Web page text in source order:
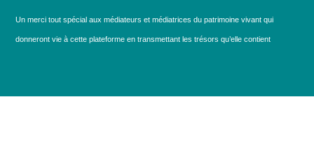
Un merci tout spécial aux médiateurs et médiatrices du patrimoine vivant qui
donneront vie à cette plateforme en transmettant les trésors qu’elle contient